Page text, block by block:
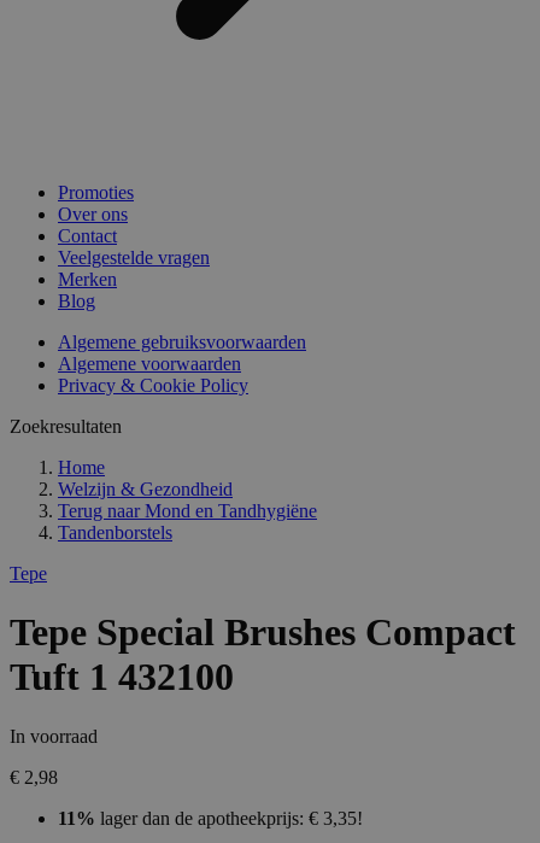
Promoties
Over ons
Contact
Veelgestelde vragen
Merken
Blog
Algemene gebruiksvoorwaarden
Algemene voorwaarden
Privacy & Cookie Policy
Zoekresultaten
Home
Welzijn & Gezondheid
Terug naar Mond en Tandhygiëne
Tandenborstels
Tepe
Tepe Special Brushes Compact
Tuft 1 432100
In voorraad
€ 2,98
11% lager dan de apotheekprijs: € 3,35!